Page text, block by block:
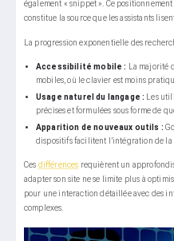
également « snippet ». Ce
constitue la source que les assistants
La progression exponentielle des
Accessibilité mobile :
La majorité
mobiles, où le clavier est moins
Usage naturel du langage :
Les
précises et formulées sous forme de
Apparition de nouveaux outils :
dispositifs facilitent l’intégration de la
Ces différences requièrent un
adapter son site ne se limite plus à
pour une interaction détaillée avec des
complexes.